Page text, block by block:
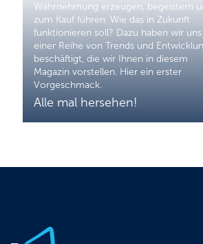
Wahrnehmung erzeugen, begeistern
zum Kauf führen. Wie das in Zukunft
funktionieren soll? Dazu haben wir
einer Reihe von Trends und
beschäftigt, die wir Ihnen in diesem
Magazin vorstellen. Hier ein erster
Vorgeschmack.
Alle mal hersehen!